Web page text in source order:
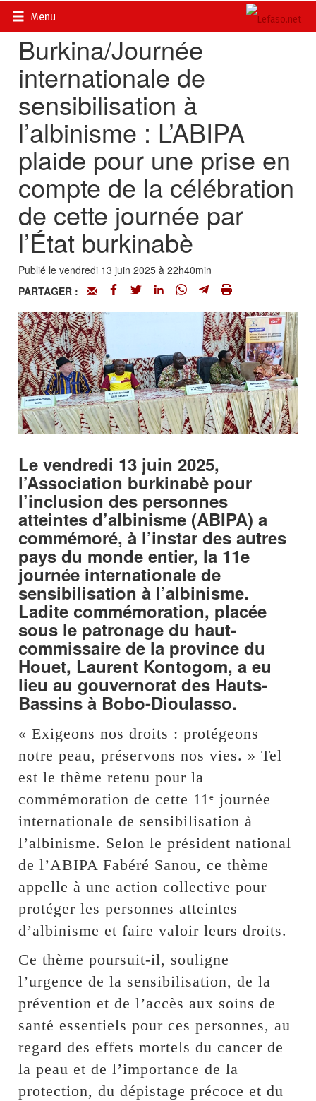
Menu
Accueil>
Burkina/Journée
internationale de
sensibilisation à
l’albinisme : L’ABIPA
plaide pour une prise en
compte de la célébration
de cette journée par
l’État burkinabè
Publié le vendredi 13 juin 2025 à 22h40min
PARTAGER :
Le vendredi 13 juin 2025,
l’Association burkinabè pour
l’inclusion des personnes
atteintes d’albinisme (ABIPA) a
commémoré, à l’instar des autres
pays du monde entier, la 11e
journée internationale de
sensibilisation à l’albinisme.
Ladite commémoration, placée
sous le patronage du haut-
commissaire de la province du
Houet, Laurent Kontogom, a eu
lieu au gouvernorat des Hauts-
Bassins à Bobo-Dioulasso.
« Exigeons nos droits : protégeons
notre peau, préservons nos vies. » Tel
est le thème retenu pour la
commémoration de cette 11ᵉ journée
internationale de sensibilisation à
l’albinisme. Selon le président national
de l’ABIPA Fabéré Sanou, ce thème
appelle à une action collective pour
protéger les personnes atteintes
d’albinisme et faire valoir leurs droits.
Ce thème poursuit-il, souligne
l’urgence de la sensibilisation, de la
prévention et de l’accès aux soins de
santé essentiels pour ces personnes, au
regard des effets mortels du cancer de
la peau et de l’importance de la
protection, du dépistage précoce et du